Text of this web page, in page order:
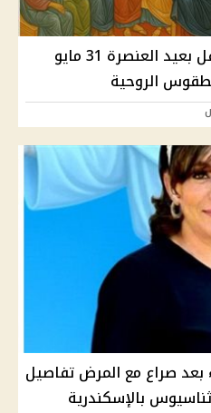
الكنيسة الأرثوذكسية تحتفل بعيد العنصرة 31 مايو
الروحية
صراع مع المرض تفاصيل
بالإسكندرية